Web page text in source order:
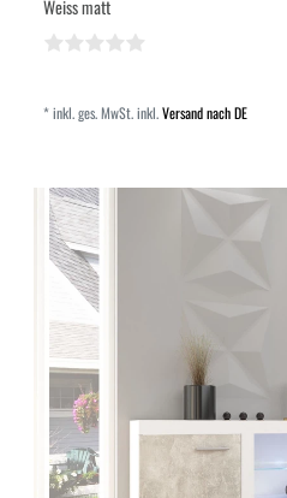
Weiss matt
*inkl. ges. MwSt.inkl.Versand nach DE